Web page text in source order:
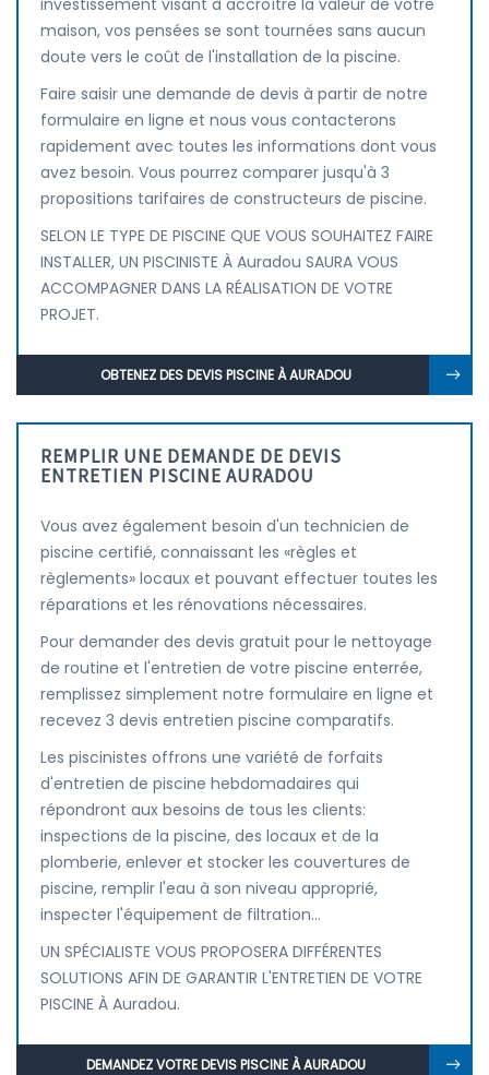
investissement visant à accroître la valeur de votre
maison, vos pensées se sont tournées sans aucun
doute vers le coût de l'installation de la piscine.
Faire saisir une demande de devis à partir de notre
formulaire en ligne et nous vous contacterons
rapidement avec toutes les informations dont vous
avez besoin. Vous pourrez comparer jusqu'à 3
propositions tarifaires de constructeurs de piscine.
SELON LE TYPE DE PISCINE QUE VOUS SOUHAITEZ FAIRE
INSTALLER, UN PISCINISTE À Auradou SAURA VOUS
ACCOMPAGNER DANS LA RÉALISATION DE VOTRE
PROJET.
OBTENEZ DES DEVIS PISCINE À AURADOU
REMPLIR UNE DEMANDE DE DEVIS
ENTRETIEN PISCINE AURADOU
Vous avez également besoin d'un technicien de
piscine certifié, connaissant les «règles et
règlements» locaux et pouvant effectuer toutes les
réparations et les rénovations nécessaires.
Pour demander des devis gratuit pour le nettoyage
de routine et l'entretien de votre piscine enterrée,
remplissez simplement notre formulaire en ligne et
recevez 3 devis entretien piscine comparatifs.
Les piscinistes offrons une variété de forfaits
d'entretien de piscine hebdomadaires qui
répondront aux besoins de tous les clients:
inspections de la piscine, des locaux et de la
plomberie, enlever et stocker les couvertures de
piscine, remplir l'eau à son niveau approprié,
inspecter l'équipement de filtration...
UN SPÉCIALISTE VOUS PROPOSERA DIFFÉRENTES
SOLUTIONS AFIN DE GARANTIR L'ENTRETIEN DE VOTRE
PISCINE À Auradou.
DEMANDEZ VOTRE DEVIS PISCINE À AURADOU